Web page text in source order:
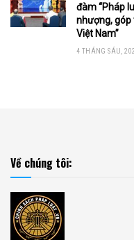
đàm “Pháp
nhượng, góp
Việt Nam”
4 THÁNG SÁU,
Về chúng tôi: